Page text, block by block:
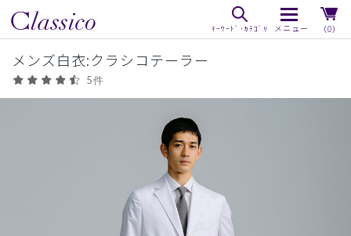
（0）
メンズ白衣:クラシコテーラー
5件